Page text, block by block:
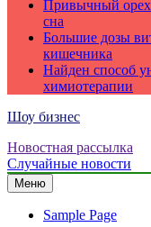
Привычный орех
сна
Большие дозы
кишечника
Найден способ
химиотерапии
Шоу бизнес
Новостная рассылка
Случайные новости
Меню
Sample Page